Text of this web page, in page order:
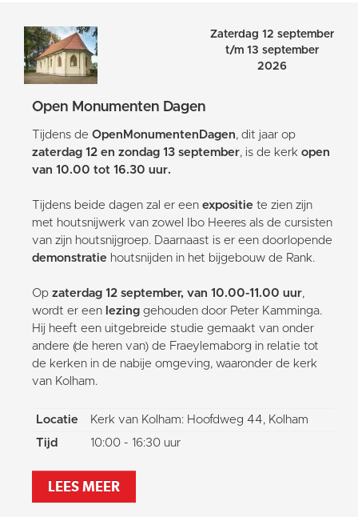
Zaterdag 12 september
t/m 13 september
2026
Open Monumenten Dagen
Tijdens de OpenMonumentenDagen, dit jaar op
zaterdag 12 en zondag 13 september, is de kerk open
van 10.00 tot 16.30 uur.
Tijdens beide dagen zal er een expositie te zien zijn
met houtsnijwerk van zowel Ibo Heeres als de cursisten
van zijn houtsnijgroep. Daarnaast is er een doorlopende
demonstratie houtsnijden in het bijgebouw de Rank.
Op zaterdag 12 september, van 10.00-11.00 uur,
wordt er een lezing gehouden door Peter Kamminga.
Hij heeft een uitgebreide studie gemaakt van onder
andere (de heren van) de Fraeylemaborg in relatie tot
de kerken in de nabije omgeving, waaronder de kerk
van Kolham.
Locatie
Kerk van Kolham: Hoofdweg 44, Kolham
Tijd
10:00 - 16:30 uur
LEES MEER